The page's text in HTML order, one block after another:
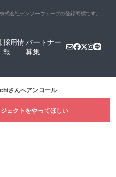
式会社デンソーウェーブの登録商標です。
採用情
報
パートナー
募集
さんへアンコール
ェクトをやってほしい